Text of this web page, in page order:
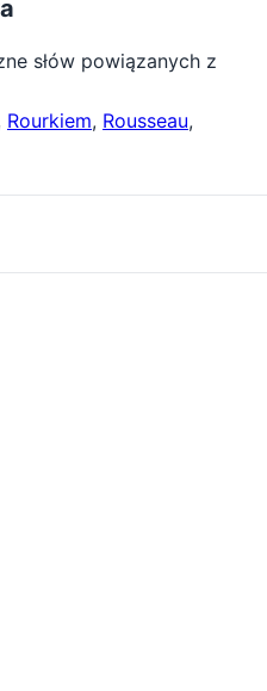
słów powiązanych z
Rourkiem, Rousseau,